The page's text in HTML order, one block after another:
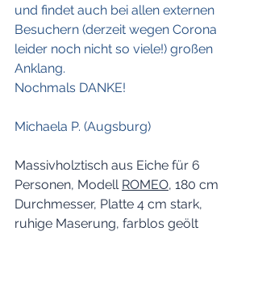
und findet auch bei allen externen
Besuchern (derzeit wegen Corona
leider noch nicht so viele!) großen
Anklang.
Nochmals DANKE!
Michaela P. (Augsburg)
Massivholztisch aus Eiche für 6
Personen, Modell ROMEO, 180 cm
Durchmesser, Platte 4 cm stark,
ruhige Maserung, farblos geölt